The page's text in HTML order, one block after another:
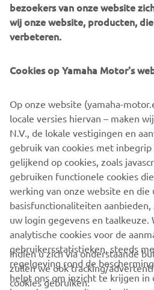
Race 4
29
Race 6
12
Race 7 26
CORPORATE
bezoekers van onze website
wij onze website, producten,
verbeteren.
Cookies op Yamaha Motor's
Op onze website (yamaha-
locale versies hiervan – maken
N.V., de lokale vestigingen en
gebruik van cookies met
gelijkend op cookies, zoals
gebruiken functionele cookies
werking van onze website en die
basisfunctionaliteiten
uw login gegevens en taalkeuze.
analytische cookies voor de
gebruikersstatistieken, steeds
regelgeving rond de
helpt ons om inzicht te krijgen in
Indien u zich via onderstaande
zullen we ook tracking/
cookies gebruiken: